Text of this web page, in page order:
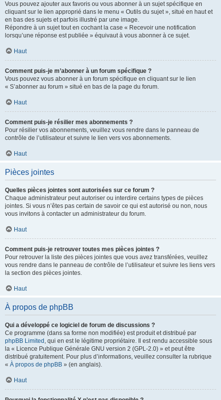
Vous pouvez ajouter aux favoris ou vous abonner à un sujet spécifique en
cliquant sur le lien approprié dans le menu « Outils du sujet », situé en haut et
en bas des sujets et parfois illustré par une image.
Répondre à un sujet tout en cochant la case « Recevoir une notification
lorsqu’une réponse est publiée » équivaut à vous abonner à ce sujet.
Haut
Comment puis-je m’abonner à un forum spécifique ?
Vous pouvez vous abonner à un forum spécifique en cliquant sur le lien
« S’abonner au forum » situé en bas de la page du forum.
Haut
Comment puis-je résilier mes abonnements ?
Pour résilier vos abonnements, veuillez vous rendre dans le panneau de
contrôle de l’utilisateur et suivre le lien vers vos abonnements.
Haut
Pièces jointes
Quelles pièces jointes sont autorisées sur ce forum ?
Chaque administrateur peut autoriser ou interdire certains types de pièces
jointes. Si vous n’êtes pas certain de savoir ce qui est autorisé ou non, nous
vous invitons à contacter un administrateur du forum.
Haut
Comment puis-je retrouver toutes mes pièces jointes ?
Pour retrouver la liste des pièces jointes que vous avez transférées, veuillez
vous rendre dans le panneau de contrôle de l’utilisateur et suivre les liens vers
la section des pièces jointes.
Haut
À propos de phpBB
Qui a développé ce logiciel de forum de discussions ?
Ce programme (dans sa forme non modifiée) est produit et distribué par
phpBB Limited , qui en est le légitime propriétaire. Il est rendu accessible sous
la « Licence Publique Générale GNU version 2 (GPL-2.0) » et peut être
distribué gratuitement. Pour plus d’informations, veuillez consulter la rubrique
« À propos de phpBB » (en anglais).
Haut